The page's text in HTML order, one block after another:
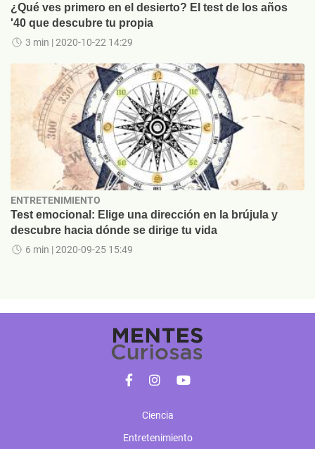
¿Qué ves primero en el desierto? El test de los años
'40 que descubre tu propia
3 min | 2020-10-22 14:29
ENTRETENIMIENTO
Test emocional: Elige una dirección en la brújula y
descubre hacia dónde se dirige tu vida
6 min | 2020-09-25 15:49
Ciencia
Entretenimiento